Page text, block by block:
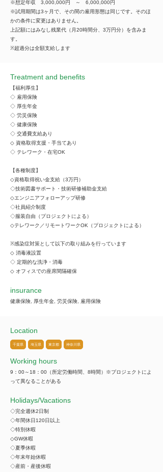
※想定年収 3,000,000円 ～ 6,000,000円
※試用期間は3ヶ月で、その間の雇用形態は同じです。そのほ
かの条件に変更はありません。
上記額にはみなし残業代（月20時間分、3万円分）を含みま
す。
※超過分は全額支給します
Treatment and benefits
【福利厚生】
◇ 雇用保険
◇ 厚生年金
◇ 労災保険
◇ 健康保険
◇ 交通費支給あり
◇ 資格取得支援・手当てあり
◇ テレワーク・在宅OK
【各種制度】
◇資格取得祝い金支給（3万円）
◇技術図書サポート・技術研修補助金支給
◇エンジニアフォローアップ研修
◇社員紹介制度
◇服装自由（プロジェクトによる）
◇テレワーク／リモートワークOK（プロジェクトによる）
※感染症対策として以下の取り組みを行っています
◇ 消毒液設置
◇ 定期的な洗浄・消毒
◇ オフィスでの座席間隔確保
insurance
健康保険, 厚生年金, 労災保険, 雇用保険
Location
千葉県 埼玉県 東京都 神奈川県
Working hours
9：00～18：00（所定労働時間、8時間）※プロジェクトによ
って異なることがある
​Holidays/Vacations
◇完全週休2日制
◇年間休日120日以上
◇特別休暇
◇GW休暇
◇夏季休暇
◇年末年始休暇
◇産前・産後休暇